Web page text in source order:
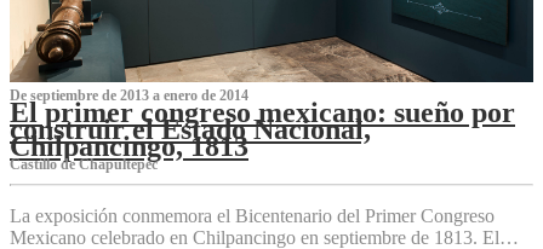
De septiembre de 2013 a enero de 2014
El primer congreso mexicano: sueño por
construir el Estado Nacional,
Chilpancingo, 1813
Castillo de Chapultepec
La exposición conmemora el Bicentenario del Primer Congreso
Mexicano celebrado en Chilpancingo en septiembre de 1813. El…